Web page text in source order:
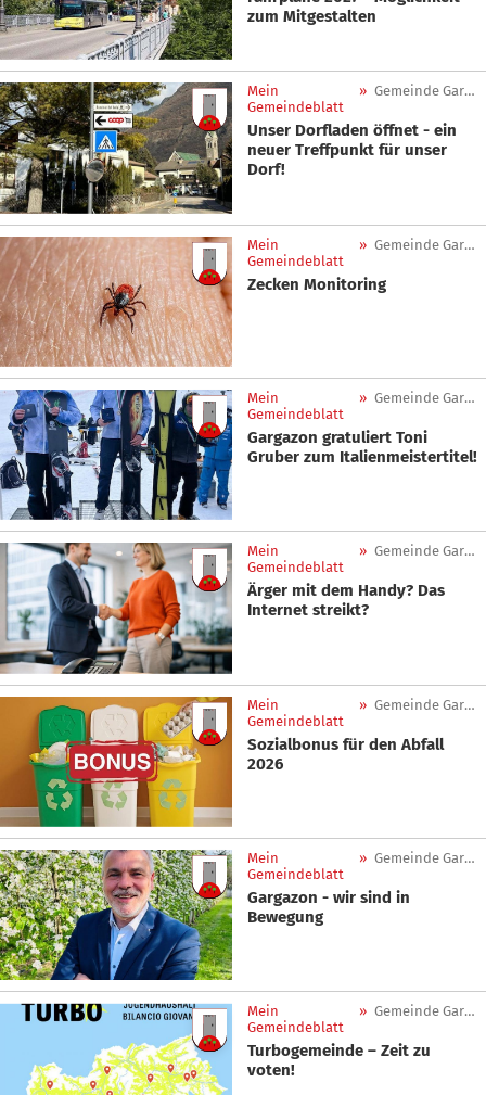
zum Mitgestalten
Mein
Gemeindeblatt
» Gemeinde Gargazon
Unser Dorfladen öffnet - ein
neuer Treffpunkt für unser
Dorf!
Mein
Gemeindeblatt
» Gemeinde Gargazon
Zecken Monitoring
Mein
Gemeindeblatt
» Gemeinde Gargazon
Gargazon gratuliert Toni
Gruber zum Italienmeistertitel!
Mein
Gemeindeblatt
» Gemeinde Gargazon
Ärger mit dem Handy? Das
Internet streikt?
Mein
Gemeindeblatt
» Gemeinde Gargazon
Sozialbonus für den Abfall
2026
Mein
Gemeindeblatt
» Gemeinde Gargazon
Gargazon - wir sind in
Bewegung
Mein
Gemeindeblatt
» Gemeinde Gargazon
Turbogemeinde – Zeit zu
voten!